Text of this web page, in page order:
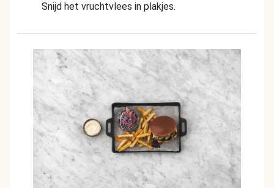
Snijd het vruchtvlees in plakjes.